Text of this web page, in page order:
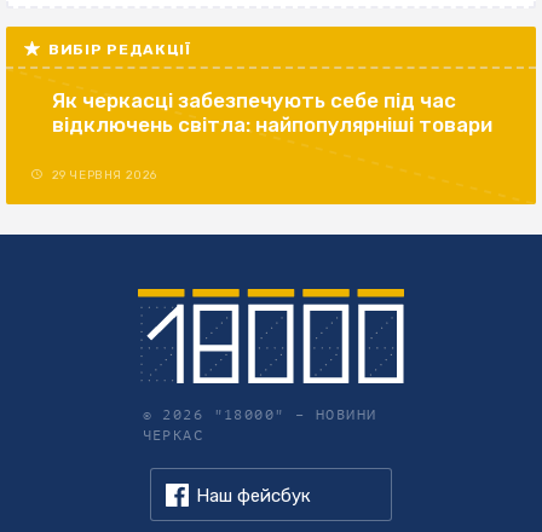
ВИБІР РЕДАКЦІЇ
Як черкасці забезпечують себе під час
відключень світла: найпопулярніші товари
29 ЧЕРВНЯ 2026
© 2026 "18000" – НОВИНИ
ЧЕРКАС
Наш фейсбук